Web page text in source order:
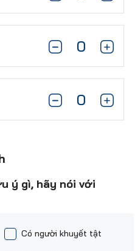
ý gì, hãy nói với
Có người khuyết tật